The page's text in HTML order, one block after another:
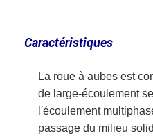
À propos de nous
Caractéristiques
La roue à aubes est
de large-écoulement
l'écoulement
passage du milieu